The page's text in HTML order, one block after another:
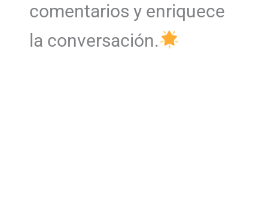
comentarios y enriquece
la conversación.